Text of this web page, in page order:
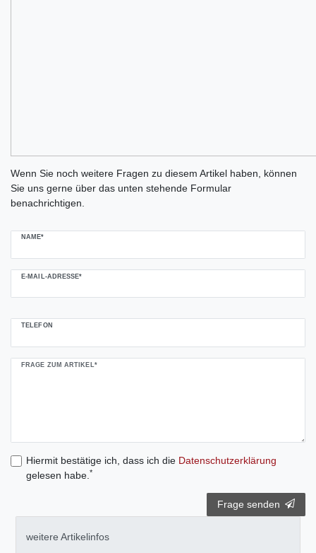
Wenn Sie noch weitere Fragen zu diesem Artikel haben, können
Sie uns gerne über das unten stehende Formular
benachrichtigen.
NAME*
E-MAIL-ADRESSE*
TELEFON
FRAGE ZUM ARTIKEL*
Hiermit bestätige ich, dass ich die Daten­schutz­erklärung
gelesen habe. *
Frage senden
weitere Artikelinfos